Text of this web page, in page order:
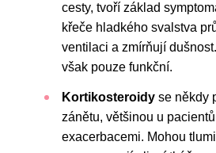
cesty, tvoří základ
křeče hladkého svalstva
ventilaci a zmírňují
však pouze funkční.
Kortikosteroidy se někdy
zánětu, většinou u
exacerbacemi. Mohou